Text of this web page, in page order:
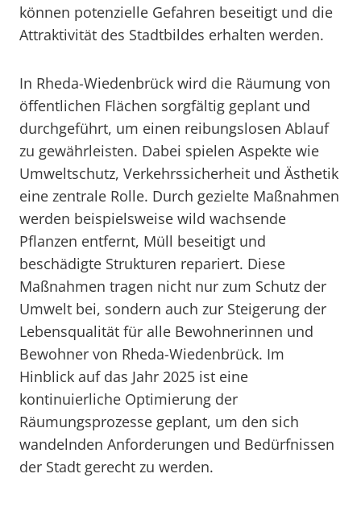
können potenzielle Gefahren beseitigt und die
Attraktivität des Stadtbildes erhalten werden.
In Rheda-Wiedenbrück wird die Räumung von
öffentlichen Flächen sorgfältig geplant und
durchgeführt, um einen reibungslosen Ablauf
zu gewährleisten. Dabei spielen Aspekte wie
Umweltschutz, Verkehrssicherheit und Ästhetik
eine zentrale Rolle. Durch gezielte Maßnahmen
werden beispielsweise wild wachsende
Pflanzen entfernt, Müll beseitigt und
beschädigte Strukturen repariert. Diese
Maßnahmen tragen nicht nur zum Schutz der
Umwelt bei, sondern auch zur Steigerung der
Lebensqualität für alle Bewohnerinnen und
Bewohner von Rheda-Wiedenbrück. Im
Hinblick auf das Jahr 2025 ist eine
kontinuierliche Optimierung der
Räumungsprozesse geplant, um den sich
wandelnden Anforderungen und Bedürfnissen
der Stadt gerecht zu werden.